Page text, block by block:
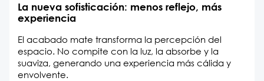
La nueva sofisticación: menos reflejo, más
experiencia
El acabado mate transforma la percepción del
espacio. No compite con la luz, la absorbe y la
suaviza, generando una experiencia más cálida y
envolvente.